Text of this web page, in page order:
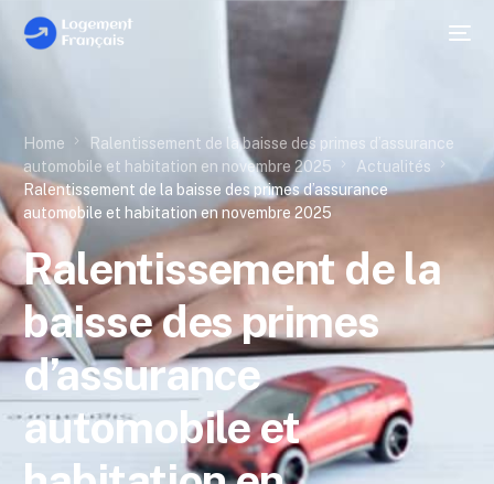
Home
Ralentissement de la baisse des primes d’assurance
automobile et habitation en novembre 2025
Actualités
Ralentissement de la baisse des primes d’assurance
automobile et habitation en novembre 2025
Ralentissement de la
baisse des primes
d’assurance
automobile et